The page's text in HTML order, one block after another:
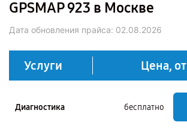
GPSMAP 923 в Москве
Дата обновления прайса: 02.08.2026
Услуги Цена, от
Диагностика бесплатно